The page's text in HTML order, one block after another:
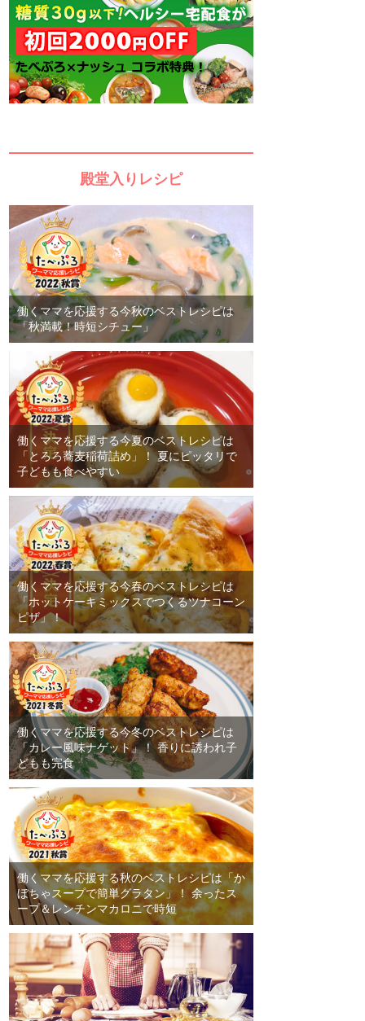
殿堂入りレシピ
働くママを応援する今秋のベストレシピは
「秋満載！時短シチュー」
働くママを応援する今夏のベストレシピは
「とろろ蕎麦稲荷詰め」！ 夏にピッタリで
子どもも食べやすい
働くママを応援する今春のベストレシピは
「ホットケーキミックスでつくるツナコーン
ピザ」！
働くママを応援する今冬のベストレシピは
「カレー風味ナゲット」！ 香りに誘われ子
どもも完食
働くママを応援する秋のベストレシピは「か
ぼちゃスープで簡単グラタン」！ 余ったス
ープ＆レンチンマカロニで時短